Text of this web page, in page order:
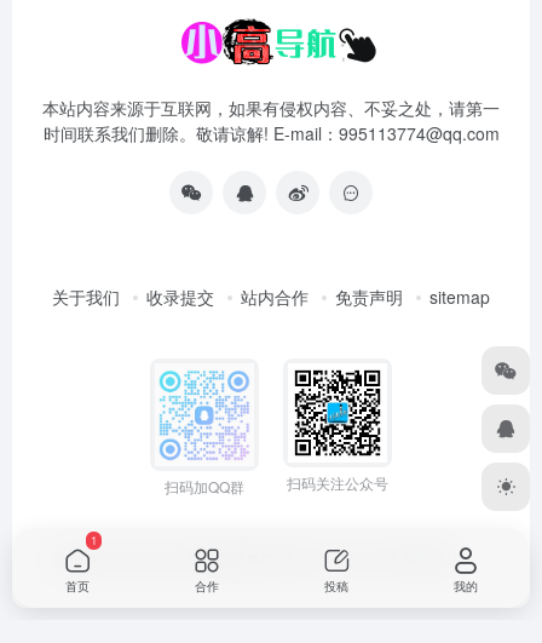
本站内容来源于互联网，如果有侵权内容、不妥之处，请第一
时间联系我们删除。敬请谅解! E-mail：995113774@qq.com
关于我们 收录提交 站内合作 免责声明 sitemap
扫码加QQ群 扫码关注公众号
Copyright © 2026 小高导航网 粤ICP备2021165775号 网站统计
首页
1
合作 投稿 我的